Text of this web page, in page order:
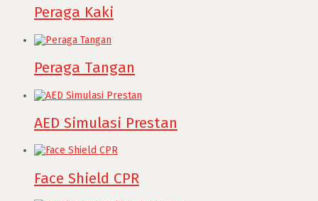
Peraga Kaki
Peraga Tangan
AED Simulasi Prestan
Face Shield CPR